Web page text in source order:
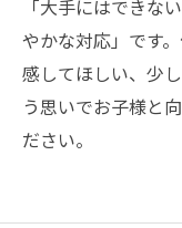
「大手にはできな
やかな対応」です
感してほしい、少
う思いでお子様と
ださい。